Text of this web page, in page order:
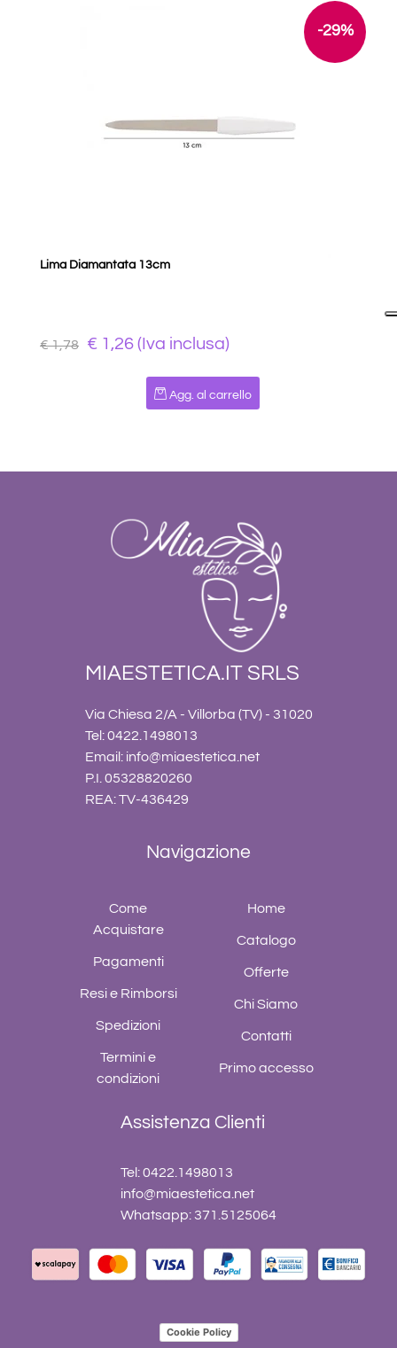
-29%
Lima Diamantata 13cm
€ 1,78 € 1,26 (Iva inclusa)
Quantità
Agg. al carrello
MIAESTETICA.IT SRLS
Via Chiesa 2/A - Villorba (TV) - 31020
Tel: 0422.1498013
Email: info@miaestetica.net
P.I. 05328820260
REA: TV-436429
Navigazione
Come
Acquistare
Pagamenti
Resi e Rimborsi
Spedizioni
Termini e
condizioni
Home
Catalogo
Offerte
Chi Siamo
Contatti
Primo accesso
Assistenza Clienti
Tel: 0422.1498013
info@miaestetica.net
Whatsapp: 371.5125064
Cookie Policy